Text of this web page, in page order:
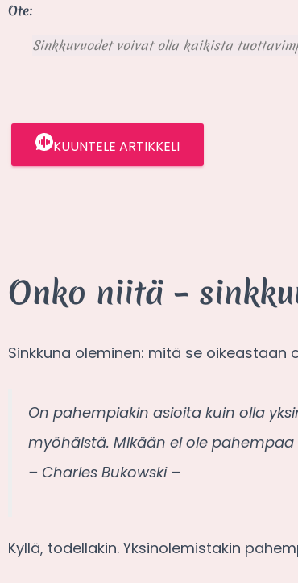
Ote:
Sinkkuvuodet voivat olla kaikista
KUUNTELE ARTIKKELI
Onko niitä –
Sinkkuna oleminen: mitä se
On pahempiakin asioita kuin olla
myöhäistä. Mikään ei ole
– Charles Bukowski –
Kyllä, todellakin. Yksinolemistakin